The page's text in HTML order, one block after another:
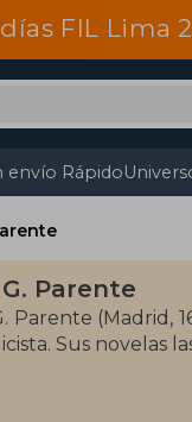
FIL Lima
envío Rápido
Parente
Parente (Madrid,
Sus novelas